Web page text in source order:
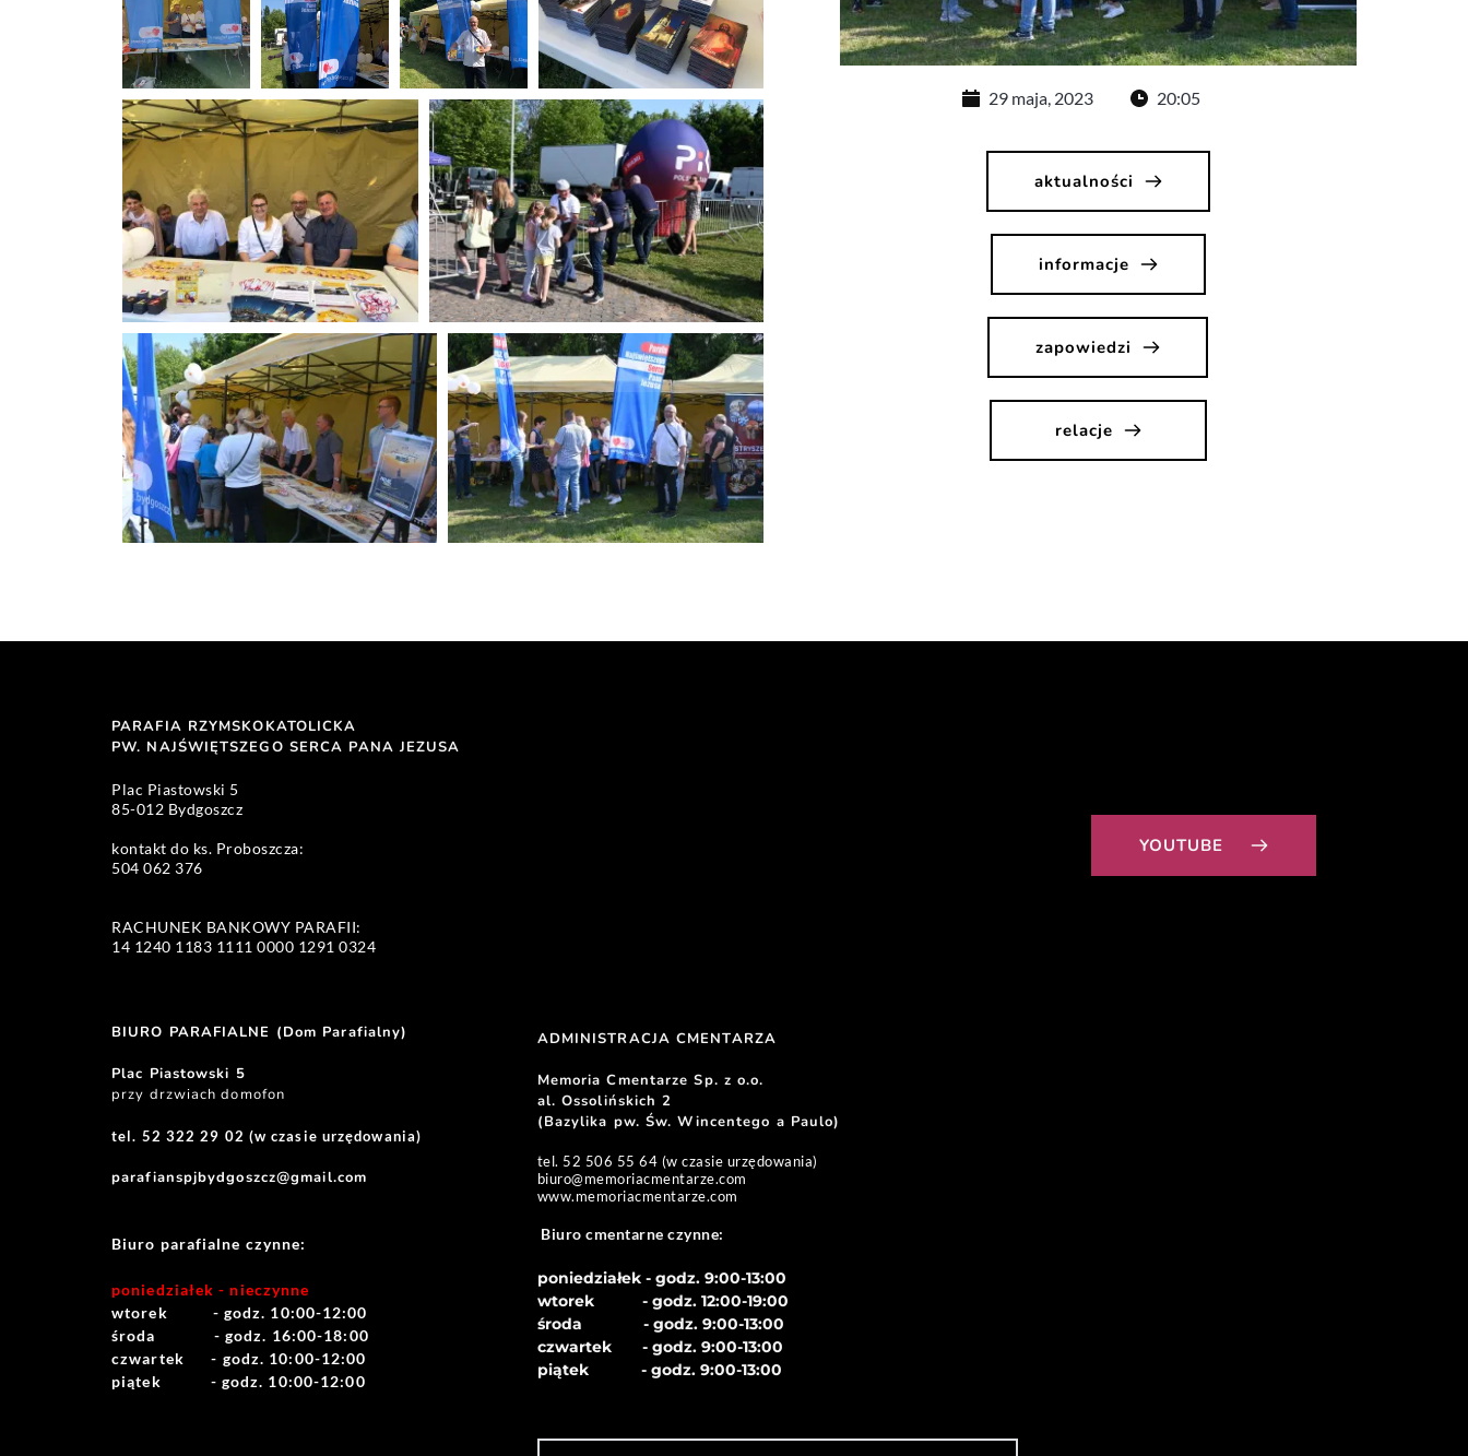
29 maja, 2023 20:05
aktualności
informacje
zapowiedzi
relacje
PARAFIA RZYMSKOKATOLICKA
PW. NAJŚWIĘTSZEGO SERCA PANA JEZUSA
Plac Piastowski 5
85-012 Bydgoszcz
kontakt do ks. Proboszcza:
504 062 376
RACHUNEK BANKOWY PARAFII:
14 1240 1183 1111 0000 1291 0324
BIURO PARAFIALNE (Dom Parafialny)
Plac Piastowski 5
przy drzwiach domofon
tel. 52 322 29 02 (w czasie urzędowania)
parafianspjbydgoszcz@gmail.com
Biuro parafialne czynne:
poniedziałek - nieczynne
wtorek          - godz. 10:00-12:00
środa             - godz. 16:00-18:00
czwartek      - godz. 10:00-12:00
piątek           - godz. 10:00-12:00
ADMINISTRACJA CMENTARZA
Memoria Cmentarze Sp. z o.o.
al. Ossolińskich 2
(Bazylika pw. Św. Wincentego a Paulo)
tel. 52 506 55 64 (w czasie urzędowania)
biuro@memoriacmentarze.com
www.memoriacmentarze.com
Biuro cmentarne czynne:
poniedziałek - godz. 9:00-13:00
wtorek           - godz. 12:00-19:00
środa              - godz. 9:00-13:00
czwartek       - godz. 9:00-13:00
piątek            - godz. 9:00-13:00
YOUTUBE